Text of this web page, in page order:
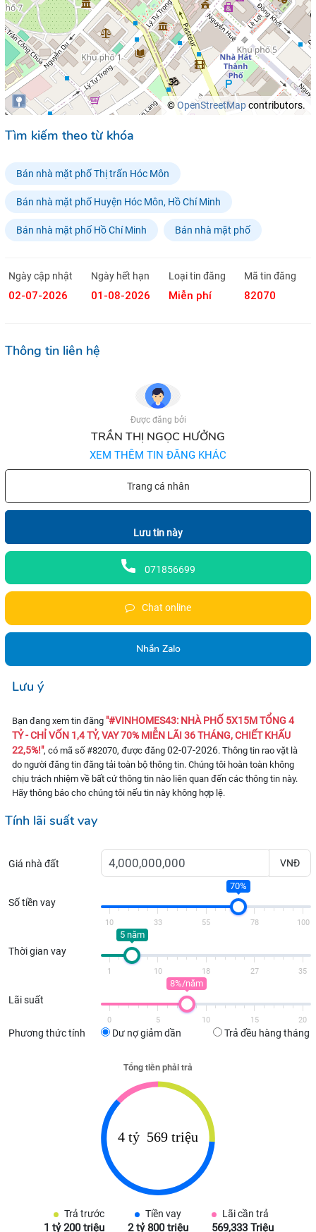
©OpenStreetMapcontributors.
Tìm kiếm theo từ khóa
Bán nhà mặt phố Thị trấn Hóc Môn
Bán nhà mặt phố Huyện Hóc Môn, Hồ Chí Minh
Bán nhà mặt phố Hồ Chí Minh Bán nhà mặt phố
Ngày cập nhật
02-07-2026
Ngày hết hạn
01-08-2026
Loại tin đăng
Miễn phí
Mã tin đăng
82070
Thông tin liên hệ
Được đăng bởi
TRẦN THỊ NGỌC HƯỞNG
XEM THÊM TIN ĐĂNG KHÁC
Trang cá nhân
Lưu tin này
071856699
Chat online
Nhắn Zalo
Lưu ý
Bạn đang xem tin đăng "#VINHOMES43: NHÀ PHỐ 5X15M TỔNG 4
TỶ - CHỈ VỐN 1,4 TỶ, VAY 70% MIỄN LÃI 36 THÁNG, CHIẾT KHẤU
22,5%!", có mã số #82070, được đăng 02-07-2026. Thông tin rao vặt là
do người đăng tin đăng tải toàn bộ thông tin. Chúng tôi hoàn toàn không
chịu trách nhiệm về bất cứ thông tin nào liên quan đến các thông tin này.
Hãy thông báo cho chúng tôi nếu tin này không hợp lệ.
Tính lãi suất vay
Giá nhà đất VNĐ
Số tiền vay
70%
10 33 55 78 100
Thời gian vay
5 năm
1 10 18 27 35
Lãi suất
8%/năm
0 5 10 15 20
Phương thức tính Dư nợ giảm dần Trả đều hàng tháng
Trả trước
1 tỷ 200 triệu
Tiền vay
2 tỷ 800 triệu
Lãi cần trả
569,333 Triệu